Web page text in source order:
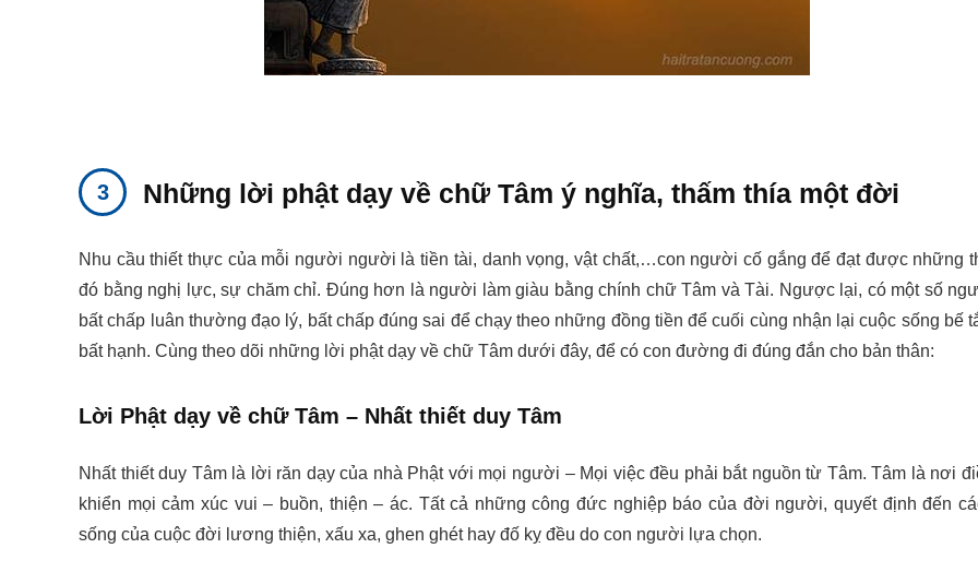
Những lời phật dạy về chữ Tâm ý nghĩa, thấm thía một đời
Nhu cầu thiết thực của mỗi người người là tiền tài, danh vọng, vật chất,…con người cố gắng để đạt được những
đó bằng nghị lực, sự chăm chỉ. Đúng hơn là người làm giàu bằng chính chữ Tâm và Tài. Ngược lại, có một số
bất chấp luân thường đạo lý, bất chấp đúng sai để chạy theo những đồng tiền để cuối cùng nhận lại cuộc sống bế
bất hạnh. Cùng theo dõi những lời phật dạy về chữ Tâm dưới đây, để có con đường đi đúng đắn cho bản thân:
Lời Phật dạy về chữ Tâm – Nhất thiết duy Tâm
Nhất thiết duy Tâm là lời răn dạy của nhà Phật với mọi người – Mọi việc đều phải bắt nguồn từ Tâm. Tâm là nơi
khiển mọi cảm xúc vui – buồn, thiện – ác. Tất cả những công đức nghiệp báo của đời người, quyết định đến
sống của cuộc đời lương thiện, xấu xa, ghen ghét hay đố kỵ đều do con người lựa chọn.